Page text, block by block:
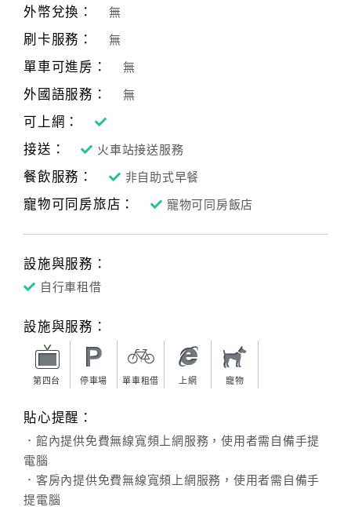
品
傳
外幣兌換： 無
刷卡服務： 無
單車可進房： 無
外國語服務： 無
可上網：
接送：
火車站接送服務
餐飲服務： 非自助式早餐
寵物可同房旅店： 寵物可同房飯店
設施與服務：
自行車租借
設施與服務：
第四台 停車場 單車租借 上網 寵物
貼心提醒：
．館內提供免費無線寬頻上網服務，使用者需自備手提
電腦
．客房內提供免費無線寬頻上網服務，使用者需自備手
提電腦